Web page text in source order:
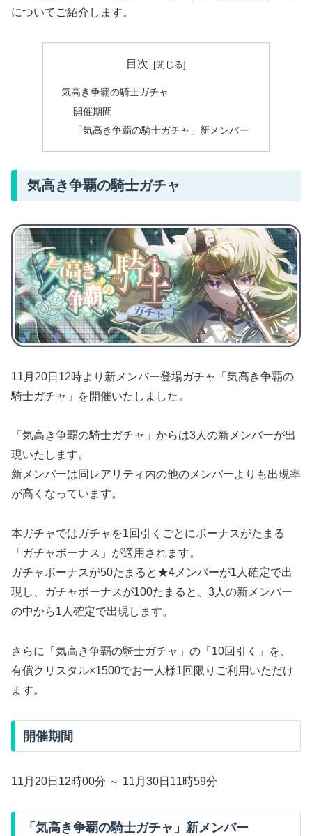
についてご紹介します。
目次
気高き争覇の騎士ガチャ
開催期間
「気高き争覇の騎士ガチャ」新メンバー
気高き争覇の騎士ガチャ
11月20日12時より新メンバー登場ガチャ「気高き争覇の
騎士ガチャ」を開催いたしました。
「気高き争覇の騎士ガチャ」からは3人の新メンバーが出
現いたします。
新メンバーは同レアリティ内の他のメンバーよりも出現率
が高くなっています。
本ガチャではガチャを1回引くごとにボーナスがたまる
「ガチャボーナス」が適用されます。
ガチャボーナスが50たまると★4メンバーが1人確定で出
現し、ガチャボーナスが100たまると、3人の新メンバー
の中から1人確定で出現します。
さらに「気高き争覇の騎士ガチャ」の「10回引く」を、
有償クリスタル×1500でお一人様1回限りご利用いただけ
ます。
開催期間
11月20日12時00分 ～ 11月30日11時59分
「気高き争覇の騎士ガチャ」新メンバー